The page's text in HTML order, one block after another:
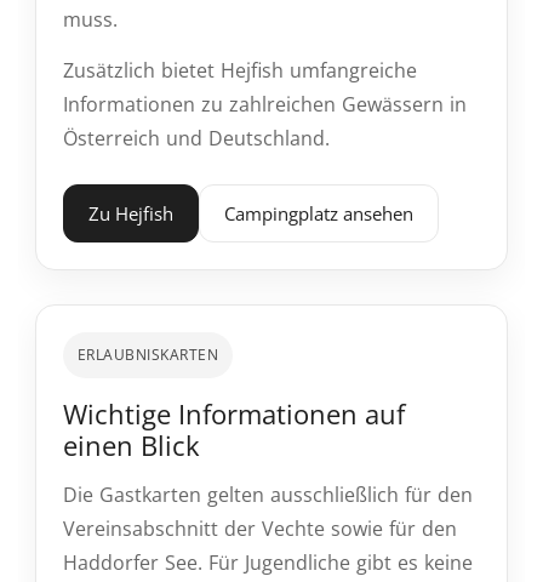
muss.
Zusätzlich bietet Hejfish umfangreiche
Informationen zu zahlreichen Gewässern in
Österreich und Deutschland.
Zu Hejfish Campingplatz ansehen
ERLAUBNISKARTEN
Wichtige Informationen auf
einen Blick
Die Gastkarten gelten ausschließlich für den
Vereinsabschnitt der Vechte sowie für den
Haddorfer See. Für Jugendliche gibt es keine